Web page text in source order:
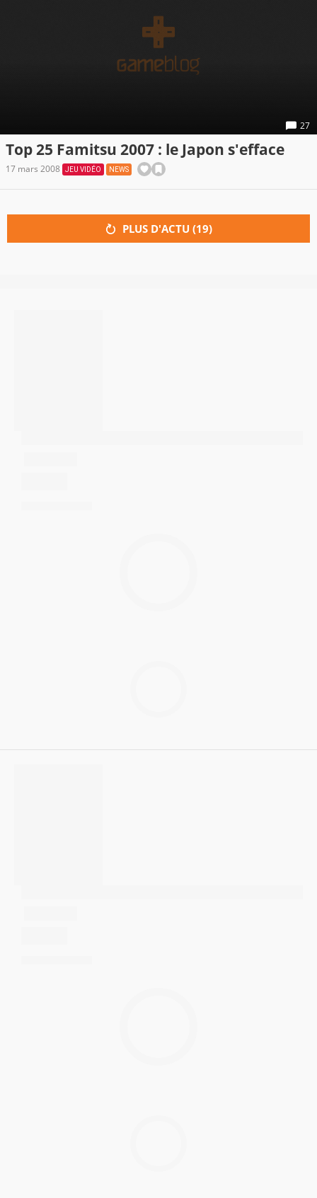
27
Top 25 Famitsu 2007 : le Japon s'efface
17 mars 2008 JEU VIDÉO NEWS
PLUS D'ACTU (19)